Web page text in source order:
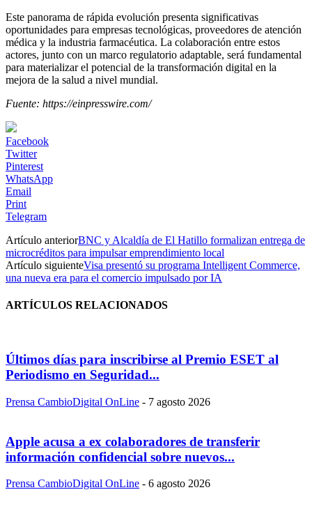
Este panorama de rápida evolución presenta significativas
oportunidades para empresas tecnológicas, proveedores de atención
médica y la industria farmacéutica. La colaboración entre estos
actores, junto con un marco regulatorio adaptable, será fundamental
para materializar el potencial de la transformación digital en la
mejora de la salud a nivel mundial.
Fuente: https://einpresswire.com/
Facebook
Twitter
Pinterest
WhatsApp
Email
Print
Telegram
Artículo anteriorBNC y Alcaldía de El Hatillo formalizan entrega de
microcréditos para impulsar emprendimiento local
Artículo siguienteVisa presentó su programa Intelligent Commerce,
una nueva era para el comercio impulsado por IA
ARTÍCULOS RELACIONADOS
Últimos días para inscribirse al Premio ESET al
Periodismo en Seguridad...
Prensa CambioDigital OnLine - 7 agosto 2026
Apple acusa a ex colaboradores de transferir
información confidencial sobre nuevos...
Prensa CambioDigital OnLine - 6 agosto 2026